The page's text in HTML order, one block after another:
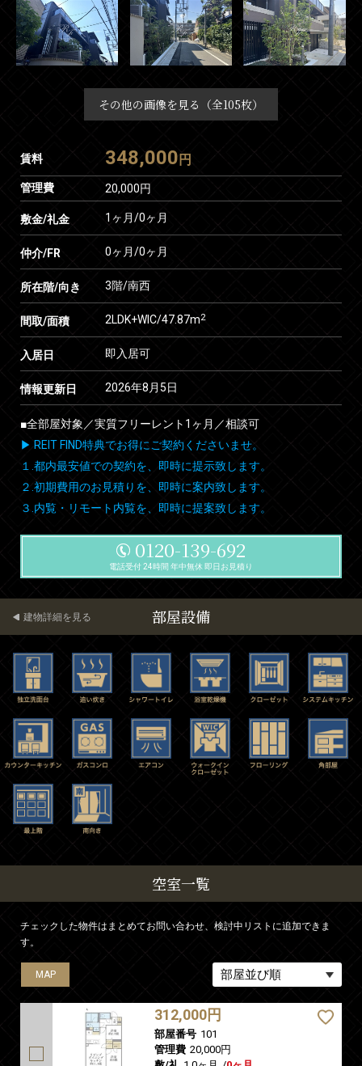
その他の画像を見る（全105枚）
賃料 348,000 円
管理費 20,000円
敷金/礼金 1ヶ月/0ヶ月
仲介/FR 0ヶ月/0ヶ月
所在階/向き 3階/南西
間取/面積 2LDK+WIC/47.87m2
入居日 即入居可
情報更新日 2026年8月5日
■全部屋対象／実質フリーレント1ヶ月／相談可
▶ REIT FIND特典でお得にご契約くださいませ。
１.都内最安値での契約を、即時に提示致します。
２.初期費用のお見積りを、即時に案内致します。
３.内覧・リモート内覧を、即時に提案致します。
0120-139-692
電話受付 24時間 年中無休 即日お見積り
部屋設備
建物詳細を見る
空室一覧
チェックした物件はまとめてお問い合わせ、検討中リストに追加できま
す。
MAP
312,000円
部屋番号 101
管理費 20,000円
MAP
MAP
MAP
MAP
MAP
MAP
MAP
MAP
MAP
MAP
MAP
MAP
MAP
MAP
MAP
MAP
MAP
MAP
MAP